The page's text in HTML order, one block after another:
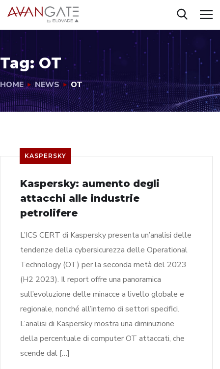
Tag: OT
HOME NEWS OT
KASPERSKY
Kaspersky: aumento degli
attacchi alle industrie
petrolifere
L’ICS CERT di Kaspersky presenta un’analisi delle
tendenze della cybersicurezza delle Operational
Technology (OT) per la seconda metà del 2023
(H2 2023). Il report offre una panoramica
sull’evoluzione delle minacce a livello globale e
regionale, nonché all’interno di settori specifici.
L’analisi di Kaspersky mostra una diminuzione
della percentuale di computer OT attaccati, che
scende dal […]